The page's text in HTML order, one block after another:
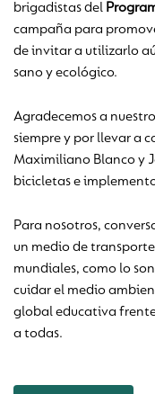
brigadistas del
campaña para
de invitar a utilizarlo
sano y ecológico.
Agradecemos a
siempre y por llevar a
Maximiliano Blanco y
bicicletas e
Para nosotros,
un medio de
mundiales, como lo
cuidar el medio
global educativa
a todas.